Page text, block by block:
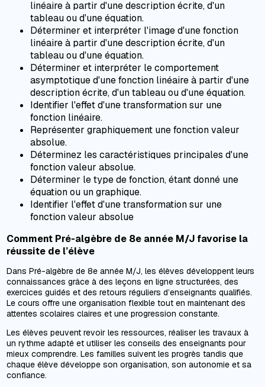
linéaire à partir d'une description écrite, d'un
tableau ou d'une équation.
Déterminer et interpréter l'image d'une fonction
linéaire à partir d'une description écrite, d'un
tableau ou d'une équation.
Déterminer et interpréter le comportement
asymptotique d'une fonction linéaire à partir d'une
description écrite, d'un tableau ou d'une équation.
Identifier l'effet d'une transformation sur une
fonction linéaire.
Représenter graphiquement une fonction valeur
absolue.
Déterminez les caractéristiques principales d'une
fonction valeur absolue.
Déterminer le type de fonction, étant donné une
équation ou un graphique.
Identifier l'effet d'une transformation sur une
fonction valeur absolue
Comment Pré-algèbre de 8e année M/J favorise la
réussite de l’élève
Dans Pré-algèbre de 8e année M/J, les élèves développent leurs
connaissances grâce à des leçons en ligne structurées, des
exercices guidés et des retours réguliers d’enseignants qualifiés.
Le cours offre une organisation flexible tout en maintenant des
attentes scolaires claires et une progression constante.
Les élèves peuvent revoir les ressources, réaliser les travaux à
un rythme adapté et utiliser les conseils des enseignants pour
mieux comprendre. Les familles suivent les progrès tandis que
chaque élève développe son organisation, son autonomie et sa
confiance.